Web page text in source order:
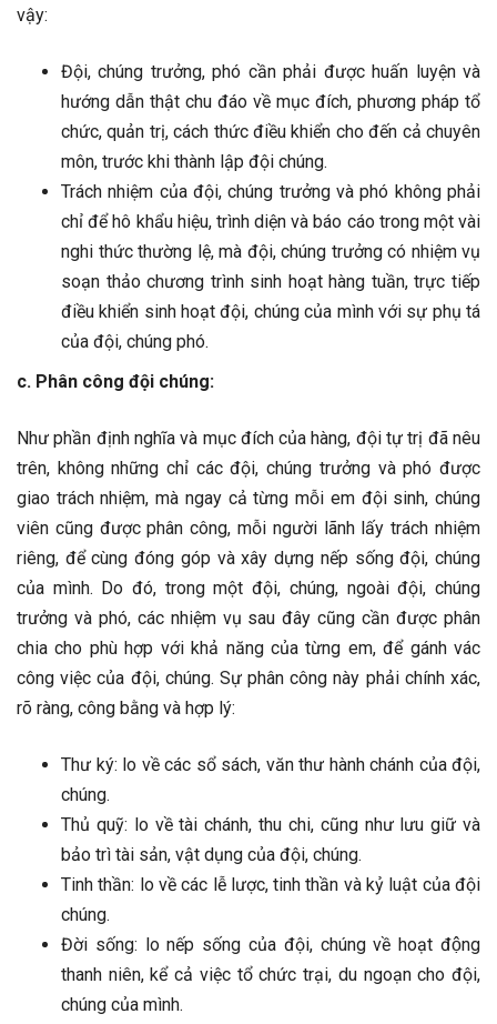
vậy:
Đội, chúng trưởng, phó cần phải được huấn luyện và
hướng dẫn thật chu đáo về mục đích, phương pháp tổ
chức, quản trị, cách thức điều khiển cho đến cả chuyên
môn, trước khi thành lập đội chúng.
Trách nhiệm của đội, chúng trưởng và phó không phải
chỉ để hô khẩu hiệu, trình diện và báo cáo trong một vài
nghi thức thường lệ, mà đội, chúng trưởng có nhiệm vụ
soạn thảo chương trình sinh hoạt hàng tuần, trực tiếp
điều khiển sinh hoạt đội, chúng của mình với sự phụ tá
của đội, chúng phó.
c. Phân công đội chúng:
Như phần định nghĩa và mục đích của hàng, đội tự trị đã nêu
trên, không những chỉ các đội, chúng trưởng và phó được
giao trách nhiệm, mà ngay cả từng mỗi em đội sinh, chúng
viên cũng được phân công, mỗi người lãnh lấy trách nhiệm
riêng, để cùng đóng góp và xây dựng nếp sống đội, chúng
của mình. Do đó, trong một đội, chúng, ngoài đội, chúng
trưởng và phó, các nhiệm vụ sau đây cũng cần được phân
chia cho phù hợp với khả năng của từng em, để gánh vác
công việc của đội, chúng. Sự phân công này phải chính xác,
rõ ràng, công bằng và hợp lý:
Thư ký: lo về các sổ sách, văn thư hành chánh của đội,
chúng.
Thủ quỹ: lo về tài chánh, thu chi, cũng như lưu giữ và
bảo trì tài sản, vật dụng của đội, chúng.
Tinh thần: lo về các lễ lược, tinh thần và kỷ luật của đội
chúng.
Đời sống: lo nếp sống của đội, chúng về hoạt động
thanh niên, kể cả việc tổ chức trại, du ngoạn cho đội,
chúng của mình.